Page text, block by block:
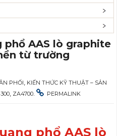
phổ AAS lò graphite
từ trường
PHỐI KIẾN THỨC KỸ THUẬT – SẢN
ZA4700 PERMALINK
phổ AAS lò